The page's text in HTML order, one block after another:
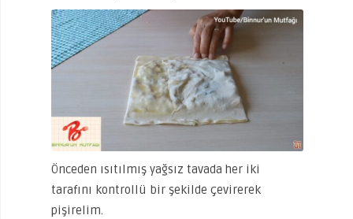
Önceden ısıtılmış yağsız tavada her iki
tarafını kontrollü bir şekilde çevirerek
pişirelim.